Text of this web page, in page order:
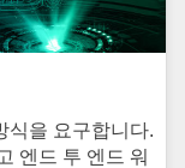
식을 요구합니다.
엔드 투 엔드 워